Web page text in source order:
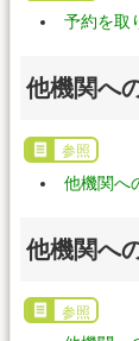
予約を取
他機関へ
参照
他機関へ
他機関へ
参照